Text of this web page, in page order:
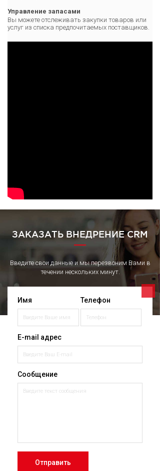
Управление запасами
Вы можете отслеживать закупки товаров или
услуг из списка предпочитаемых поставщиков.
ЗАКАЗАТЬ ВНЕДРЕНИЕ CRM
Введите свои данные и мы перезвоним Вами в
течении нескольких минут.
Имя Телефон
E-mail адрес
Сообщение
Отправить